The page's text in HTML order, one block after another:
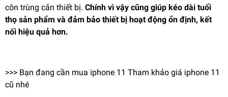
côn trùng cắn thiết bị. Chính vì vậy cũng giúp kéo dài tuổi
thọ sản phẩm và đảm bảo thiết bị hoạt động ổn định, kết
nối hiệu quả hơn.
>>> Bạn đang cần mua iphone 11 Tham khảo giá iphone 11
cũ nhé